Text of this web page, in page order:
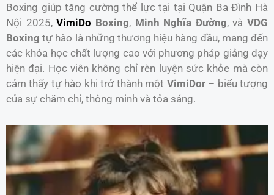
Boxing giúp tăng cường thể lực tại tại Quận Ba Đình Hà
Nội 2025,VimiDo Boxing, Minh Nghĩa Đường, và VDG
Boxing tự hào là những thương hiệu hàng đầu, mang đến
các khóa học chất lượng cao với phương pháp giảng dạy
hiện đại. Học viên không chỉ rèn luyện sức khỏe mà còn
cảm thấy tự hào khi trở thành một VimiDor– biểu tượng
của sự chăm chỉ, thông minh và tỏa sáng.